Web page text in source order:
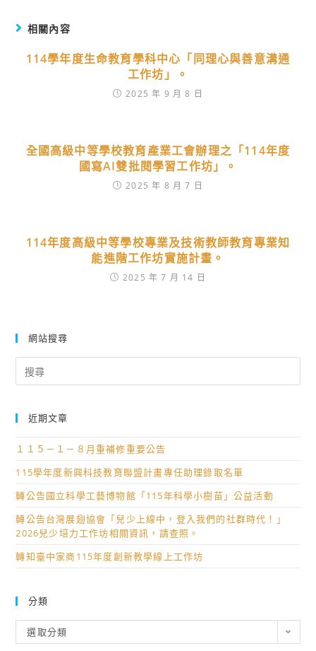
相關內容
114學年度生命教育學科中心「同理心與善意溝通
工作坊」。
2025 年 9 月 8 日
全國高級中等學校教育產業工會辦理之「114年度
國寫AI雙批閱學習工作坊」。
2025 年 8 月 7 日
114年度高級中等學校專業及技術教師教育專業知
能進階工作坊實施計畫。
2025 年 7 月 14 日
網站搜尋
for:
近期文章
１１５－１－８月重補修重要公告
115學年度新興科技教育聯盟計畫專任助理錄取名單
轉公告國立科學工藝博物館「115年科學小樹苗」公益活動
轉公告台灣展翅協會「兒少上線中，登入我們的社群時代！」
2026兒少培力工作坊相關資訊，請查照。
轉知臺中家商115年度創新教學線上工作坊
分類
類
選取分類